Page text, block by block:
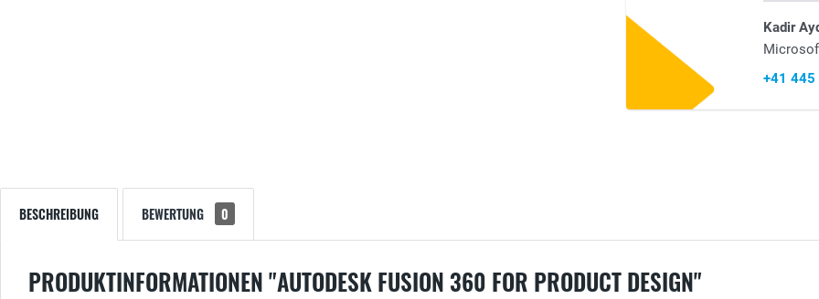
Kadir
+41
BESCHREIBUNG BEWERTUNG 0
PRODUKTINFORMATIONEN "AUTODESK FUSION 360 FOR PRODUCT DESIGN"